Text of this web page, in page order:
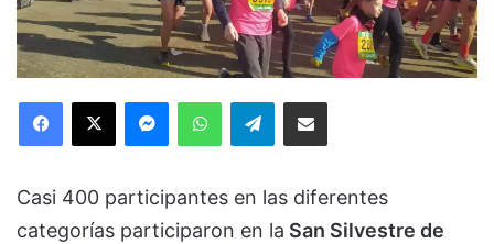
Facebook
X MessengerWhatsAppTelegramCompartir via Email
Casi 400 participantes en las diferentes
categorías participaron en la San Silvestre de